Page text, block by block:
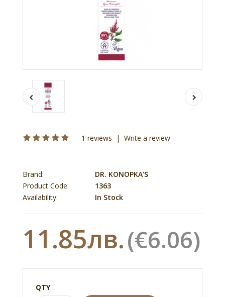
1 reviews | Write a review
Brand:
DR. KONOPKA'S
Product Code:
1363
Availability:
In Stock
11.85лв.(€6.06)
QTY